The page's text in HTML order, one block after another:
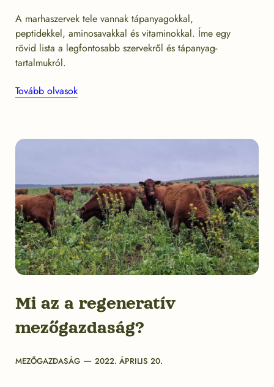
A marhaszervek tele vannak tápanyagokkal,
peptidekkel, aminosavakkal és vitaminokkal. Íme egy
rövid lista a legfontosabb szervekről és tápanyag-
tartalmukról.
Tovább olvasok
Mi az a regeneratív
mezőgazdaság?
Categories
MEZŐGAZDASÁG Post
2022. ÁPRILIS 20.